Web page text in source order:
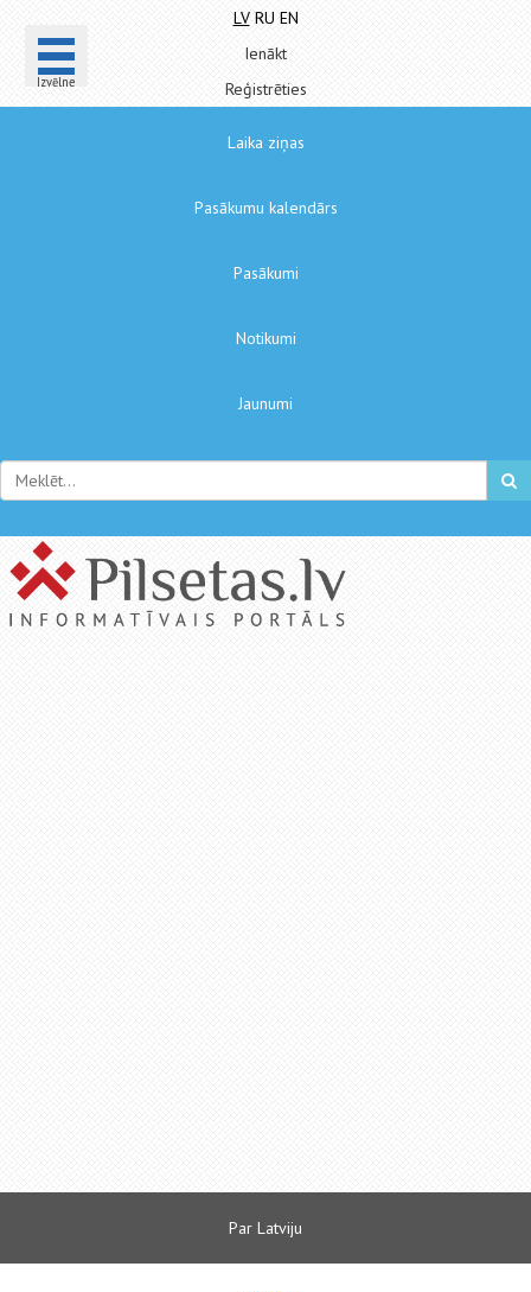
Izvēlne
LV RU EN
Ienākt
Reģistrēties
Laika ziņas
Pasākumu kalendārs
Pasākumi
Notikumi
Jaunumi
Par Latviju